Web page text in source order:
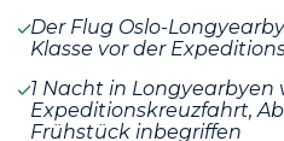
Der Flug Oslo-
Klasse vor der
1 Nacht in Longyearbyen
Expeditionskreuzfahrt,
Frühstück inbegriffen